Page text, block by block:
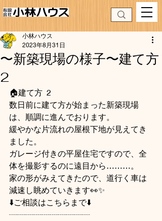
〜新築現場の様子〜建て方
2
小林ハウス
2023年8月31日
🏠建て方  2
数日前に建て方が始まった新築現場
は、順調に進んでおります。
緩やかな片流れの屋根下地が見えてき
ました。
ガレージ付きの平屋住宅ですので、全
体を撮影するのに遠目から………。
家の形がみえてきたので、道行く車は
減速し眺めていきます👀✨
⬇️ご相談はこちらまで⬇️
┈┈┈┈┈┈┈┈┈┈